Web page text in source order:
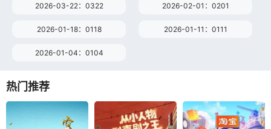
2026-03-22：0322 2026-02-01：0201
2026-01-18：0118 2026-01-11：0111
2026-01-04：0104
热门推荐